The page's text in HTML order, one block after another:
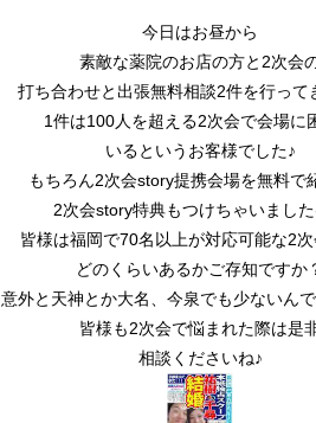
今日はお昼から
素敵な薬院のお店の方と2次会
打ち合わせと出張無料相談2件を行って
1件は100人を超える2次会で会場に
いるというお客様でした♪
もちろん2次会story提携会場を無料で
2次会story特典もつけちゃいまし
皆様は福岡で70名以上が対応可能な2
どのくらいあるかご存知ですか
意外と天神とか大名、今泉でも少ないん
皆様も2次会で悩まれた際は是
相談くださいね♪